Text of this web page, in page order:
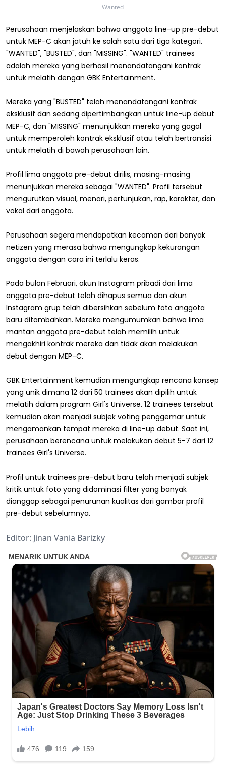
Wanted
Perusahaan menjelaskan bahwa anggota line-up pre-debut
untuk MEP-C akan jatuh ke salah satu dari tiga kategori.
"WANTED", "BUSTED", dan "MISSING". "WANTED" trainees
adalah mereka yang berhasil menandatangani kontrak
untuk melatih dengan GBK Entertainment.
Mereka yang "BUSTED" telah menandatangani kontrak
eksklusif dan sedang dipertimbangkan untuk line-up debut
MEP-C, dan "MISSING" menunjukkan mereka yang gagal
untuk memperoleh kontrak eksklusif atau telah bertransisi
untuk melatih di bawah perusahaan lain.
Profil lima anggota pre-debut dirilis, masing-masing
menunjukkan mereka sebagai "WANTED". Profil tersebut
mengurutkan visual, menari, pertunjukan, rap, karakter, dan
vokal dari anggota.
Perusahaan segera mendapatkan kecaman dari banyak
netizen yang merasa bahwa mengungkap kekurangan
anggota dengan cara ini terlalu keras.
Pada bulan Februari, akun Instagram pribadi dari lima
anggota pre-debut telah dihapus semua dan akun
Instagram grup telah dibersihkan sebelum foto anggota
baru ditambahkan. Mereka mengumumkan bahwa lima
mantan anggota pre-debut telah memilih untuk
mengakhiri kontrak mereka dan tidak akan melakukan
debut dengan MEP-C.
GBK Entertainment kemudian mengungkap rencana konsep
yang unik dimana 12 dari 50 trainees akan dipilih untuk
melatih dalam program Girl's Universe. 12 trainees tersebut
kemudian akan menjadi subjek voting penggemar untuk
mengamankan tempat mereka di line-up debut. Saat ini,
perusahaan berencana untuk melakukan debut 5-7 dari 12
trainees Girl's Universe.
Profil untuk trainees pre-debut baru telah menjadi subjek
kritik untuk foto yang didominasi filter yang banyak
dianggap sebagai penurunan kualitas dari gambar profil
pre-debut sebelumnya.
Editor: Jinan Vania Barizky